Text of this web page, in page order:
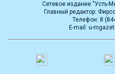
Сетевое издание "Усть-
Главный редактор:
Телефон: 8
E-mail: u-